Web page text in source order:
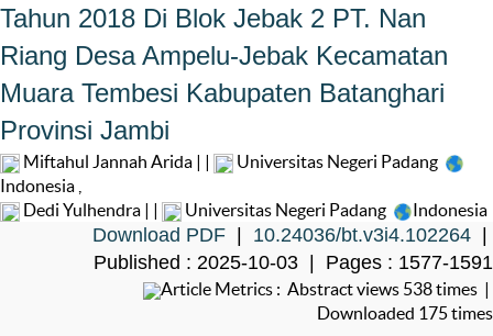
Tahun 2018 Di Blok Jebak 2 PT. Nan
Riang Desa Ampelu-Jebak Kecamatan
Muara Tembesi Kabupaten Batanghari
Provinsi Jambi
Miftahul Jannah Arida | |
Universitas Negeri Padang
Indonesia
Dedi Yulhendra | |
Universitas Negeri Padang Indonesia
Download PDF 10.24036/bt.v3i4.102264
Published : 2025-10-03 | Pages : 1577-1591
Article Metrics : Abstract views 538 times |
Downloaded 175 times